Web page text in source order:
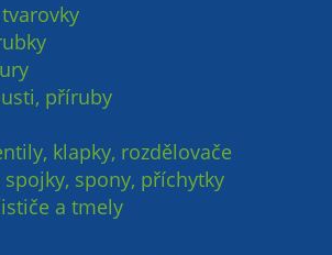
příruby
klapky, rozdělovače
spojky, spony, příchytky
a tmely